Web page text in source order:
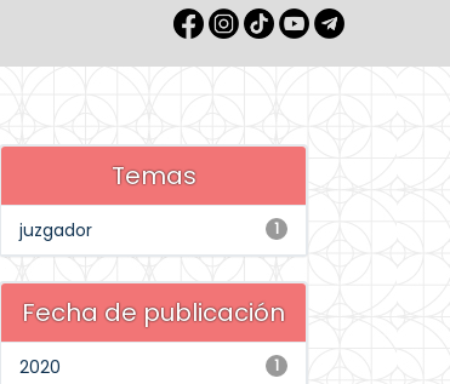
Temas
1
juzgador
Fecha de publicación
1
2020